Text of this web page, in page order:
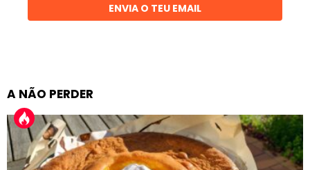
ENVIA O TEU EMAIL
A NÃO PERDER